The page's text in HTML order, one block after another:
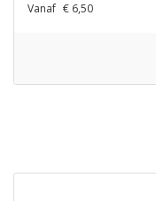
Vanaf € 6,50